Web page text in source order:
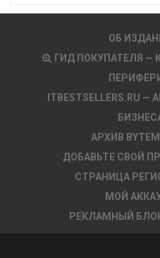
ОБ
ГИД ПОКУПАТЕЛЯ —
ITBESTSELLERS.RU
АРХИВ
ДОБАВЬТЕ СВОЙ
СТРАНИЦА
МОЙ
РЕКЛАМНЫЙ